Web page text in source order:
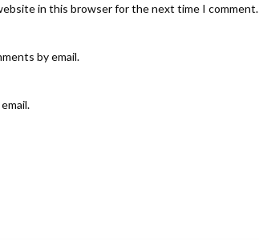
in this browser for the next time I comment.
by email.